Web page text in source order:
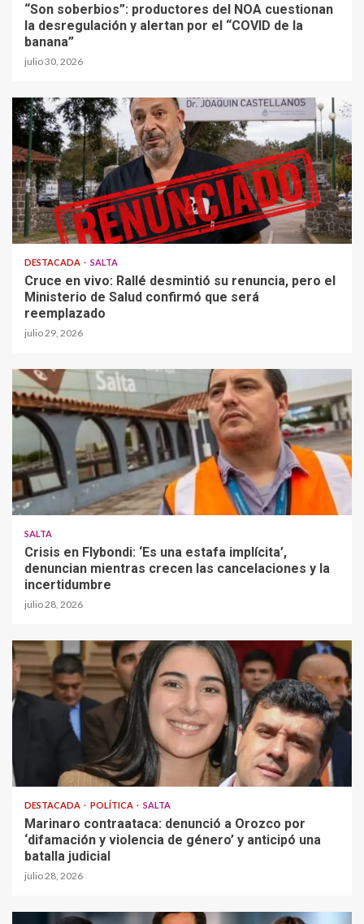
“Son soberbios”: productores del NOA cuestionan
la desregulación y alertan por el “COVID de la
banana”
julio 30, 2026
DESTACADA SALTA
Cruce en vivo: Rallé desmintió su renuncia, pero el
Ministerio de Salud confirmó que será
reemplazado
julio 29, 2026
SALTA
Crisis en Flybondi: ‘Es una estafa implícita’,
denuncian mientras crecen las cancelaciones y la
incertidumbre
julio 28, 2026
DESTACADA POLÍTICA SALTA
Marinaro contraataca: denunció a Orozco por
‘difamación y violencia de género’ y anticipó una
batalla judicial
julio 28, 2026